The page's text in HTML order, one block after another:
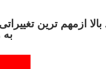
بالا ازمهم ترین